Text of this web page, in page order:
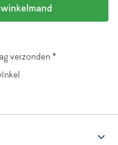
verzonden *